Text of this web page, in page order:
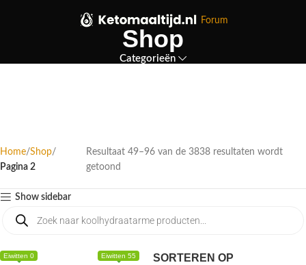
Forum
Shop
Categorieën
Home Shop
Pagina 2
Resultaat 49–96 van de 3838 resultaten wordt
getoond
Show sidebar
Eiwitten 0 Eiwitten 55 SORTEREN OP